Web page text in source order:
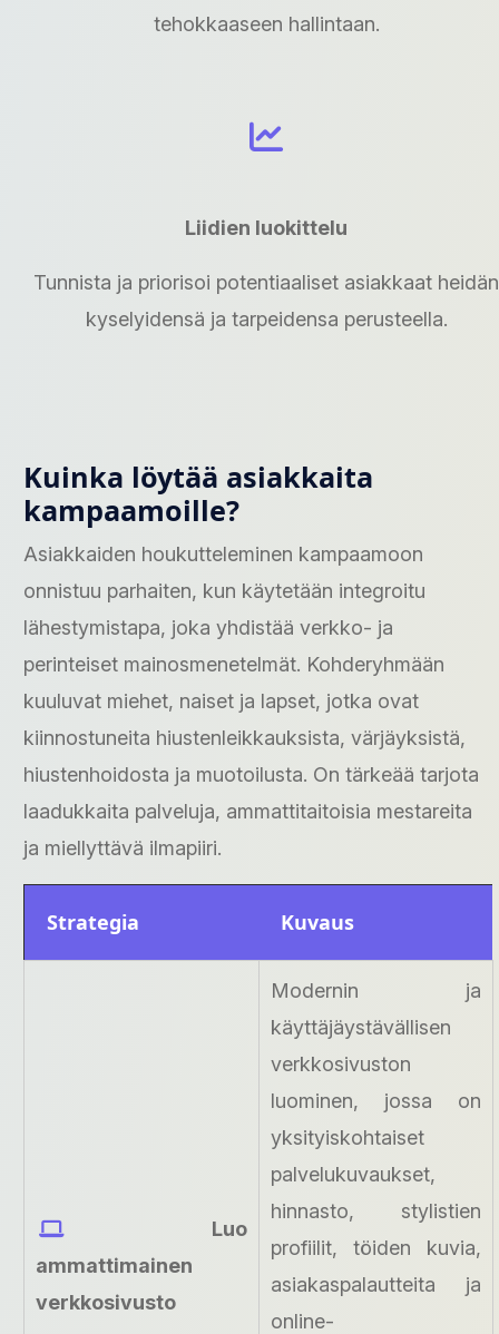
tehokkaaseen hallintaan.
Liidien luokittelu
Tunnista ja priorisoi potentiaaliset asiakkaat heidän
kyselyidensä ja tarpeidensa perusteella.
Kuinka löytää asiakkaita
kampaamoille?
Asiakkaiden houkutteleminen kampaamoon
onnistuu parhaiten, kun käytetään integroitu
lähestymistapa, joka yhdistää verkko- ja
perinteiset mainosmenetelmät. Kohderyhmään
kuuluvat miehet, naiset ja lapset, jotka ovat
kiinnostuneita hiustenleikkauksista, värjäyksistä,
hiustenhoidosta ja muotoilusta. On tärkeää tarjota
laadukkaita palveluja, ammattitaitoisia mestareita
ja miellyttävä ilmapiiri.
Strategia Kuvaus
Luo
ammattimainen
verkkosivusto
Modernin ja
käyttäjäystävällisen
verkkosivuston
luominen, jossa on
yksityiskohtaiset
palvelukuvaukset,
hinnasto, stylistien
profiilit, töiden kuvia,
asiakaspalautteita ja
online-